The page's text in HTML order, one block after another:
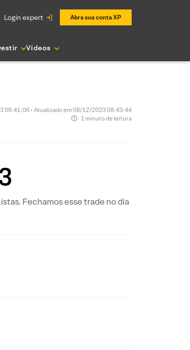
login expert Abra sua conta XP
Vídeos
09:41:06 • Atualizado em 08/12/2023 08:43:44
1 minuto de leitura
Fechamos esse trade no dia